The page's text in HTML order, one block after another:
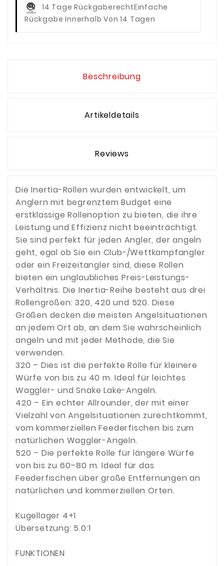
14 Tage RückgaberechtEinfache
Rückgabe Innerhalb Von 14 Tagen
Beschreibung
Artikeldetails
Reviews
Die Inertia-Rollen wurden entwickelt, um
Anglern mit begrenztem Budget eine
erstklassige Rollenoption zu bieten, die ihre
Leistung und Effizienz nicht beeinträchtigt.
Sie sind perfekt für jeden Angler, der angeln
geht, egal ob Sie ein Club-/Wettkampfangler
oder ein Freizeitangler sind, diese Rollen
bieten ein unglaubliches Preis-Leistungs-
Verhältnis. Die Inertia-Reihe besteht aus drei
Rollengrößen: 320, 420 und 520. Diese
Größen decken die meisten Angelsituationen
an jedem Ort ab, an dem Sie wahrscheinlich
angeln und mit jeder Methode, die Sie
verwenden.
320 – Dies ist die perfekte Rolle für kleinere
Würfe von bis zu 40 m. Ideal für leichtes
Waggler- und Snake Lake-Angeln.
420 – Ein echter Allrounder, der mit einer
Vielzahl von Angelsituationen zurechtkommt,
vom kommerziellen Feederfischen bis zum
natürlichen Waggler-Angeln.
520 – Die perfekte Rolle für längere Würfe
von bis zu 60–80 m. Ideal für das
Feederfischen über große Entfernungen an
natürlichen und kommerziellen Orten.
Kugellager 4+1
Übersetzung: 5.0:1
FUNKTIONEN